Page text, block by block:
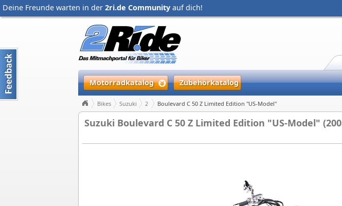
Deine Freunde warten in der 2ri.de Community auf dich!
Motorradkatalog Zubehörkatalog
Bikes Suzuki 2005 Boulevard C 50 Z Limited Edition "US-Model"
Suzuki Boulevard C 50 Z Limited Edition "US-Model"